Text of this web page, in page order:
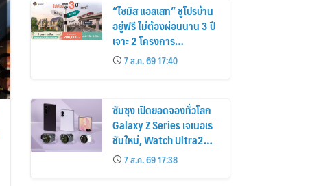
“ไซมิส แอสเสท” ชูโปรบ้าน
อยู่ฟรี ไม่ต้องผ่อนนาน 3 ปี
เจาะ 2 โครงการ
“Siamese Holm–
Siamese Blossom”
พร้อมส่วนลดและสิทธิพิเศษ
ถึง 31 สิงหาคม 2569
7 ส.ค. 69 17:40
ซัมซุง เปิดยอดจองทั่วโลก
Galaxy Z Series เจเนอเร
ชันใหม่, Watch Ultra2
และ Watch9 สูงกว่ารุ่น
ก่อนหน้ากว่า 30%
7 ส.ค. 69 17:38